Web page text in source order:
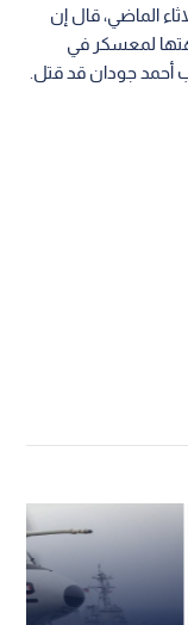
الماضي، قال إن
لمعسكر في
أحمد جودان قد قتل.